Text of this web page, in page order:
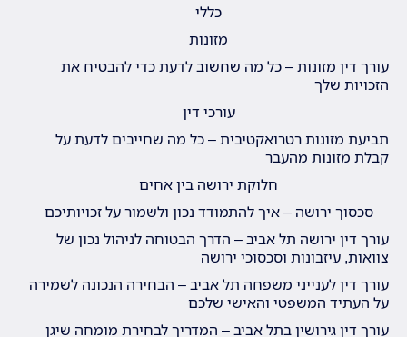
כללי
מזונות
עורך דין מזונות – כל מה שחשוב לדעת כדי להבטיח את
הזכויות שלך
עורכי דין
תביעת מזונות רטרואקטיבית – כל מה שחייבים לדעת על
קבלת מזונות מהעבר
חלוקת ירושה בין אחים
סכסוך ירושה – איך להתמודד נכון ולשמור על זכויותיכם
עורך דין ירושה תל אביב – הדרך הבטוחה לניהול נכון של
צוואות, עיזבונות וסכסוכי ירושה
עורך דין לענייני משפחה תל אביב – הבחירה הנכונה לשמירה
על העתיד המשפטי והאישי שלכם
עורך דין גירושין בתל אביב – המדריך לבחירת מומחה שיגן